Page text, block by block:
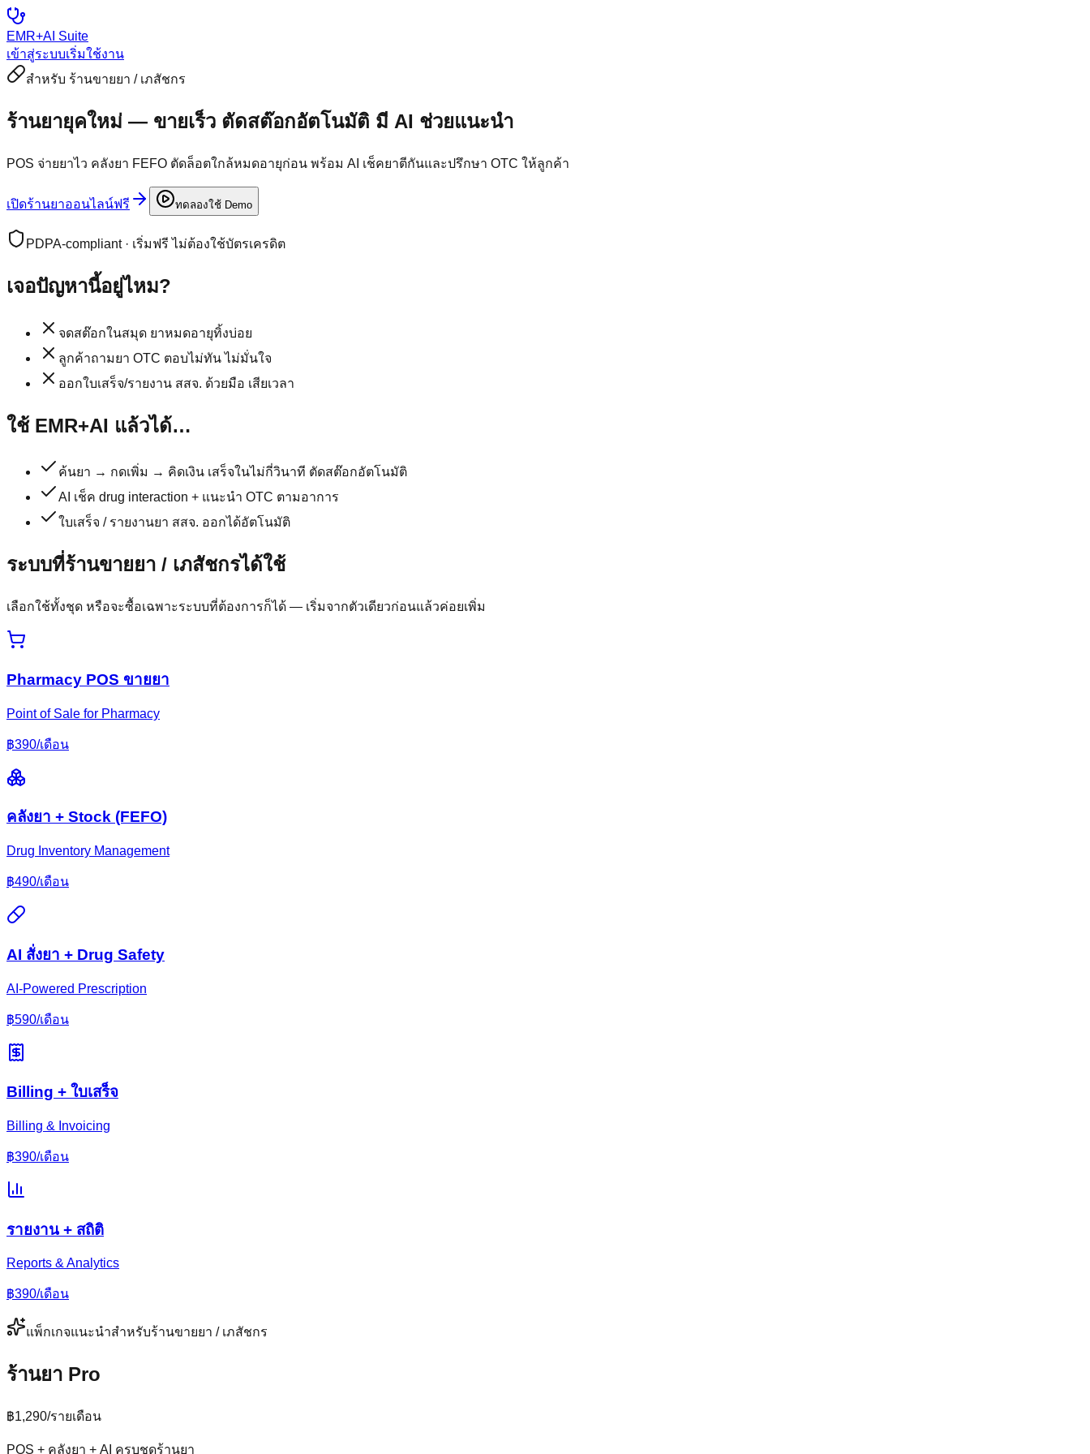
EMR+AI Suite
เข้าสู่ระบบเริ่มใช้งาน
สำหรับ ร้านขายยา / เภสัชกร
ร้านยายุคใหม่ — ขายเร็ว ตัดสต๊อกอัตโนมัติ มี AI ช่วยแนะนำ
POS จ่ายยาไว คลังยา FEFO ตัดล็อตใกล้หมดอายุก่อน พร้อม AI เช็คยาตีกันและปรึกษา OTC ให้ลูกค้า
เปิดร้านยาออนไลน์ฟรี ทดลองใช้ Demo
PDPA-compliant · เริ่มฟรี ไม่ต้องใช้บัตรเครดิต
เจอปัญหานี้อยู่ไหม?
จดสต๊อกในสมุด ยาหมดอายุทิ้งบ่อย
ลูกค้าถามยา OTC ตอบไม่ทัน ไม่มั่นใจ
ออกใบเสร็จ/รายงาน สสจ. ด้วยมือ เสียเวลา
ใช้ EMR+AI แล้วได้…
ค้นยา → กดเพิ่ม → คิดเงิน เสร็จในไม่กี่วินาที ตัดสต๊อกอัตโนมัติ
AI เช็ค drug interaction + แนะนำ OTC ตามอาการ
ใบเสร็จ / รายงานยา สสจ. ออกได้อัตโนมัติ
ระบบที่ร้านขายยา / เภสัชกรได้ใช้
เลือกใช้ทั้งชุด หรือจะซื้อเฉพาะระบบที่ต้องการก็ได้ — เริ่มจากตัวเดียวก่อนแล้วค่อยเพิ่ม
Pharmacy POS ขายยา
Point of Sale for Pharmacy
฿390/เดือน
คลังยา + Stock (FEFO)
Drug Inventory Management
฿490/เดือน
AI สั่งยา + Drug Safety
AI-Powered Prescription
฿590/เดือน
Billing + ใบเสร็จ
Billing & Invoicing
฿390/เดือน
รายงาน + สถิติ
Reports & Analytics
฿390/เดือน
แพ็กเกจแนะนำสำหรับร้านขายยา / เภสัชกร
ร้านยา Pro
฿1,290/รายเดือน
POS + คลังยา + AI ครบชุดร้านยา